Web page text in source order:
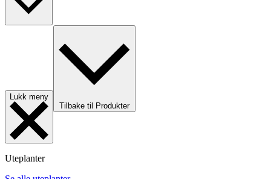
Lukk meny
Tilbake til Produkter
Uteplanter